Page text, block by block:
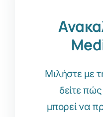
Μιλήστε με
δείτε
μπορεί να